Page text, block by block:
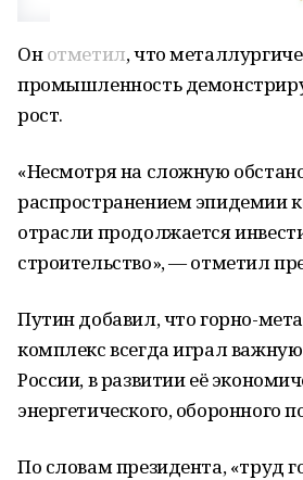
Онотметил, что
промышленность
рост.
«Несмотря на сложную
распространением эпидемии
отрасли продолжается
строительство», — отметил
Путин добавил, что горно-
комплекс всегда играл
России, в развитии её
энергетического, оборонного
По словам президента, «труд